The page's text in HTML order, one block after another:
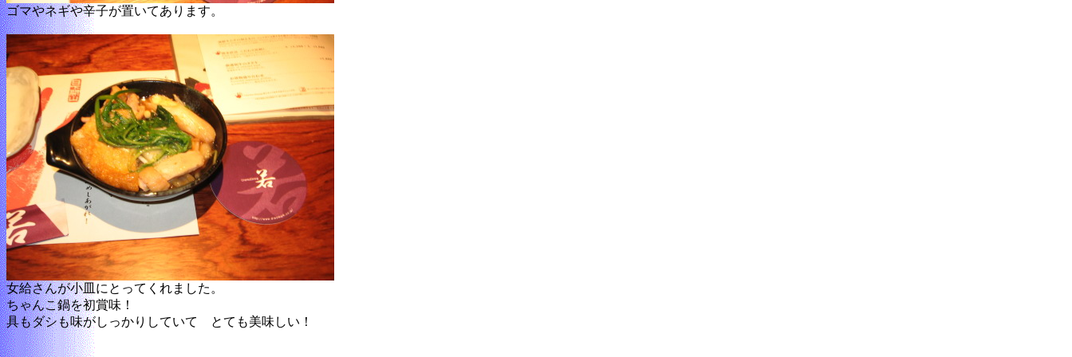
ゴマやネギや辛子が置いてあります。
女給さんが小皿にとってくれました。
ちゃんこ鍋を初賞味！
具もダシも味がしっかりしていて とても美味しい！